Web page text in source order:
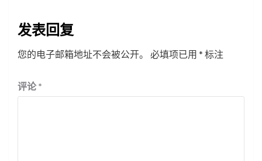
发表回复
您的电子邮箱地址不会被公开。 必填项已用 * 标注
评论*